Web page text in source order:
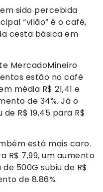
sido percebida
“vilão” é o café,
cesta básica em
MercadoMineiro
estão no café
média R$ 21,41 e
de 34%. Já o
R$ 19,45 para R$
está mais caro.
R$ 7,99, um aumento
500G subiu de R$
de 8.86%.